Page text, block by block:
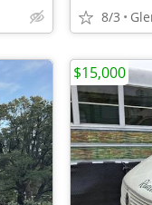
8/3
$15,000